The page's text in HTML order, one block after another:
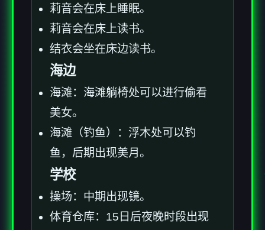
莉音会在床上睡眠。
莉音会在床上读书。
结衣会坐在床边读书。
海边
海滩：海滩躺椅处可以进行偷看
美女。
海滩（钓鱼）：浮木处可以钓
鱼，后期出现美月。
学校
操场：中期出现镜。
体育仓库：15日后夜晚时段出现